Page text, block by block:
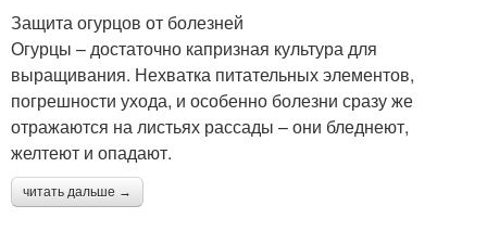
Защита огурцов от болезней
Огурцы – достаточно капризная культура для
выращивания. Нехватка питательных элементов,
погрешности ухода, и особенно болезни сразу же
отражаются на листьях рассады – они бледнеют,
желтеют и опадают.
читать дальше →